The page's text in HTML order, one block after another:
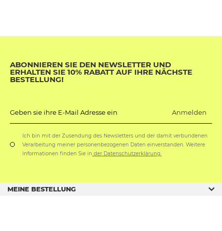
ABONNIEREN SIE DEN NEWSLETTER UND
ERHALTEN SIE 10% RABATT AUF IHRE NÄCHSTE
BESTELLUNG!
Geben sie ihre E-Mail Adresse ein Anmelden
Ich bin mit der Zusendung des Newsletters und der damit verbundenen
Verarbeitung meiner personenbezogenen Daten einverstanden. Weitere
Informationen finden Sie in der Datenschutzerklärung.
MEINE BESTELLUNG